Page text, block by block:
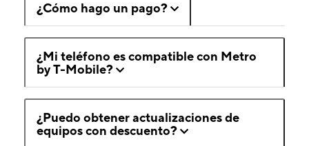
¿Cómo hago un pago?
¿Mi teléfono es compatible con Metro
by T-Mobile?
¿Puedo obtener actualizaciones de
equipos con descuento?